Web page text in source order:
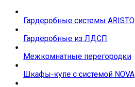
Гардеробные системы ARISTO
Гардеробные из ЛДСП
Межкомнатные перегородки
Шкафы-купе с системой NOVA